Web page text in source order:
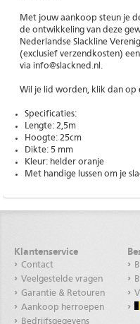
Met jouw aankoop steun je
de ontwikkeling van deze
Nederlandse Slackline
(exclusief verzendkosten)
via info@slackned.nl.
Wil je lid worden, klik dan op
Specificaties:
Lengte: 2,5m
Hoogte: 25cm
Dikte: 5 mm
Kleur: helder oranje
Met handige lussen om je
Klantenservice
Contact
Veelgestelde vragen
Garantie & Retouren
Aankoop herroepen
Bedrijfsgegevens